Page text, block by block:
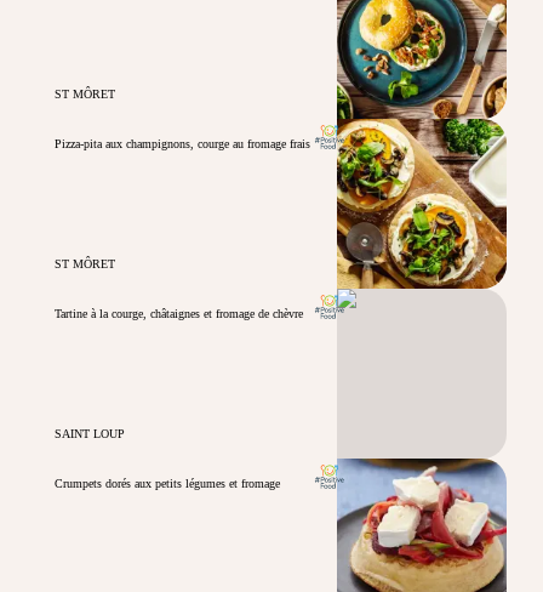
ST MÔRET
Pizza-pita aux champignons, courge au fromage frais
ST MÔRET
Tartine à la courge, châtaignes et fromage de chèvre
SAINT LOUP
Crumpets dorés aux petits légumes et fromage